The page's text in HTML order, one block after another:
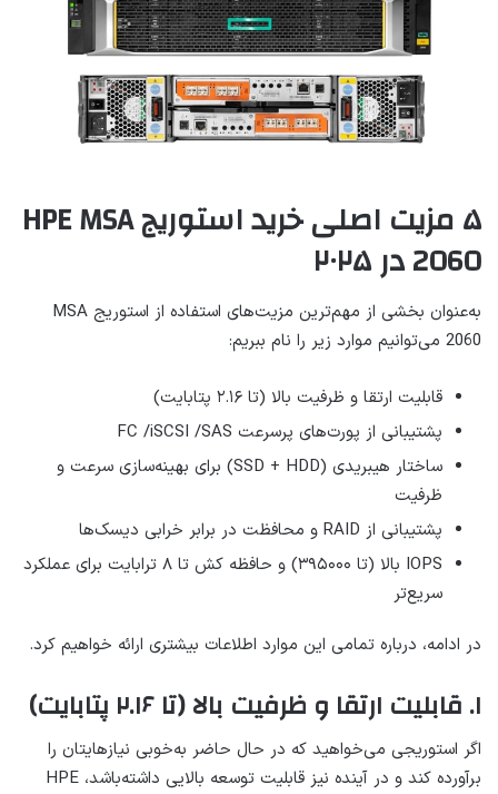
۵ مزیت اصلی خرید استوریج HPE MSA
2060 در ۲۰۲۵
به‌عنوان بخشی از مهم‌ترین مزیت‌های استفاده از استوریج MSA
2060 می‌توانیم موارد زیر را نام ببریم:
قابلیت ارتقا و ظرفیت بالا (تا ۲.۱۶ پتابایت)
پشتیبانی از پورت‌های پرسرعت FC /iSCSI /SAS
ساختار هیبریدی (SSD + HDD) برای بهینه‌سازی سرعت و
ظرفیت
پشتیبانی از RAID و محافظت در برابر خرابی دیسک‌ها
IOPS بالا (تا ۳۹۵۰۰۰) و حافظه کش تا ۸ ترابایت برای عملکرد
سریع‌تر
در ادامه، درباره تمامی این موارد اطلاعات بیشتری ارائه خواهیم کرد.
۱. قابلیت ارتقا و ظرفیت بالا (تا ۲.۱۶ پتابایت)
اگر استوریجی می‌خواهید که در حال حاضر به‌خوبی نیازهایتان را
برآورده کند و در آینده نیز قابلیت توسعه بالایی داشته‌باشد، HPE